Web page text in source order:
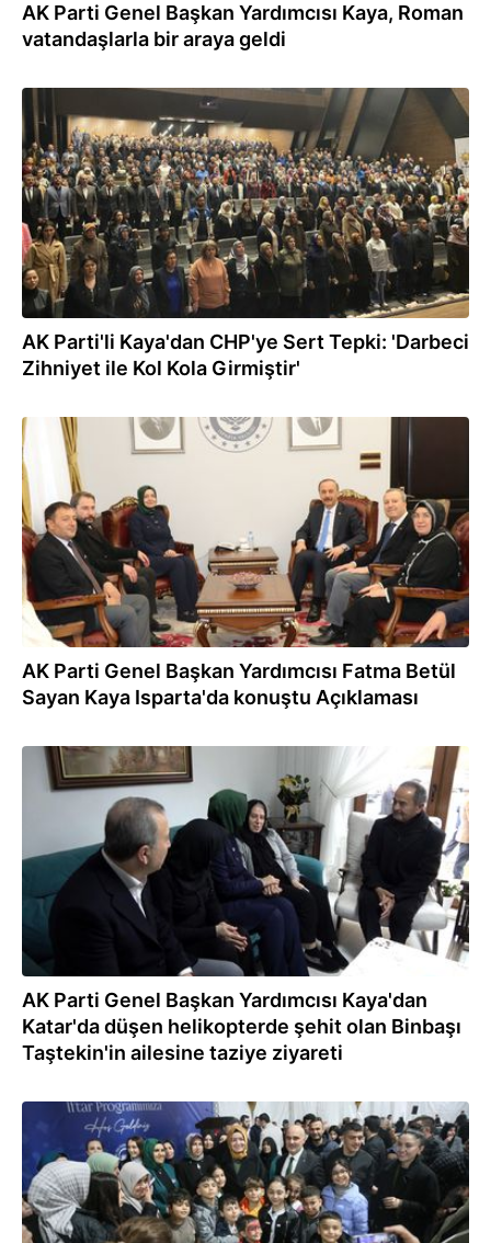
AK Parti Genel Başkan Yardımcısı Kaya, Roman
vatandaşlarla bir araya geldi
31.03.2026
AK Parti'li Kaya'dan CHP'ye Sert Tepki: 'Darbeci
Zihniyet ile Kol Kola Girmiştir'
30.03.2026
AK Parti Genel Başkan Yardımcısı Fatma Betül
Sayan Kaya Isparta'da konuştu Açıklaması
30.03.2026
AK Parti Genel Başkan Yardımcısı Kaya'dan
Katar'da düşen helikopterde şehit olan Binbaşı
Taştekin'in ailesine taziye ziyareti
19.03.2026